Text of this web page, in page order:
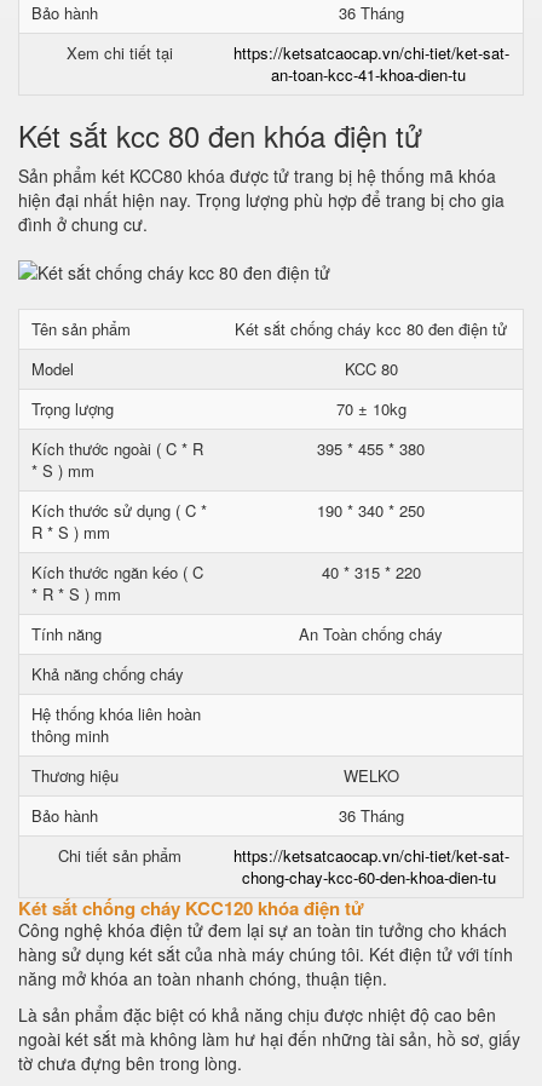
Bảo hành
36 Tháng
Xem chi tiết tại
https://ketsatcaocap.vn/chi-tiet/ket-sat-
an-toan-kcc-41-khoa-dien-tu
Két sắt kcc 80 đen khóa điện tử
Sản phẩm két KCC80 khóa được tử trang bị hệ thống mã khóa
hiện đại nhất hiện nay. Trọng lượng phù hợp để trang bị cho gia
đình ở chung cư.
Tên sản phẩm
Két sắt chống cháy kcc 80 đen điện tử
Model
KCC 80
Trọng lượng
70 ± 10kg
Kích thước ngoài ( C * R
* S ) mm
395 * 455 * 380
Kích thước sử dụng ( C *
R * S ) mm
190 * 340 * 250
Kích thước ngăn kéo ( C
* R * S ) mm
40 * 315 * 220
Tính năng
An Toàn chống cháy
Khả năng chống cháy
Hệ thống khóa liên hoàn
thông minh
Thương hiệu
WELKO
Bảo hành
36 Tháng
Chi tiết sản phẩm
https://ketsatcaocap.vn/chi-tiet/ket-sat-
chong-chay-kcc-60-den-khoa-dien-tu
Két sắt chống cháy KCC120 khóa điện tử
Công nghệ khóa điện tử đem lại sự an toàn tin tưởng cho khách
hàng sử dụng két sắt của nhà máy chúng tôi. Két điện tử với tính
năng mở khóa an toàn nhanh chóng, thuận tiện.
Là sản phẩm đặc biệt có khả năng chịu được nhiệt độ cao bên
ngoài két sắt mà không làm hư hại đến những tài sản, hồ sơ, giấy
tờ chưa đựng bên trong lòng.